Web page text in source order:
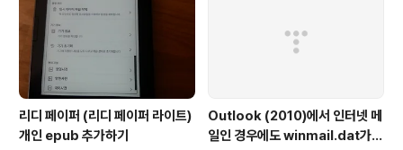
리디 페이퍼 (리디 페이퍼 라이트)
개인 epub 추가하기
Outlook (2010)에서 인터넷 메
일인 경우에도 winmail.dat가